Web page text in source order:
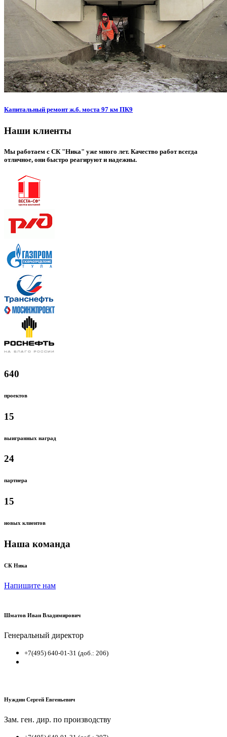
Капитальный ремонт ж.б. моста 97 км ПК9
Наши клиенты
Мы работаем с СК "Ника" уже много лет. Качество работ всегда
отличное, они быстро реагируют и надежны.
640
проектов
15
выигранных наград
24
партнера
15
новых клиентов
Наша команда
СК Ника
Напишите нам
Шматов Иван Владимирович
Генеральный директор
+7(495) 640-01-31 (доб.: 206)
Нуждин Сергей Евгеньевич
Зам. ген. дир. по производству